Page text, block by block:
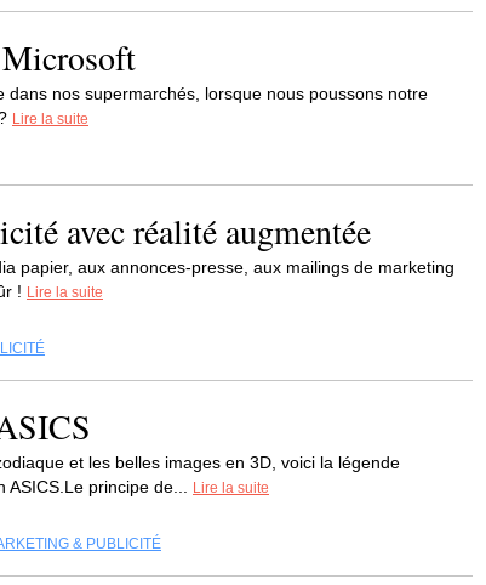
nos supermarchés, lorsque nous poussons notre
Lire la suite
avec réalité augmentée
papier, aux annonces-presse, aux mailings de marketing
! Lire la suite
et les belles images en 3D, voici la légende
principe de...
Lire la suite
& PUBLICITÉ